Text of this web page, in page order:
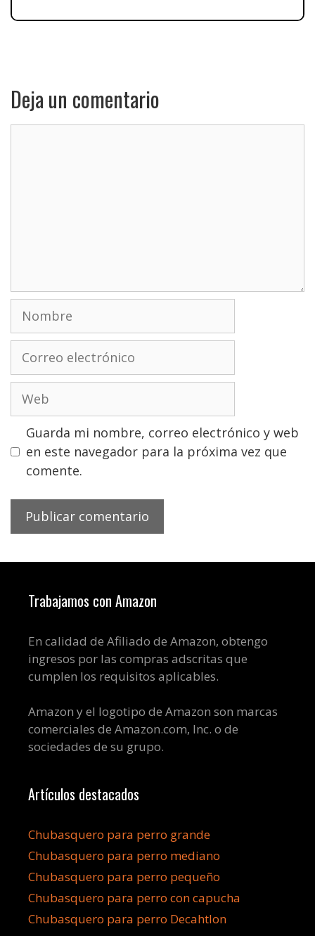
Deja un comentario
Nombre
electrónico
Guarda mi nombre, correo electrónico y web
en este navegador para la próxima vez que
comente.
Trabajamos con Amazon
En calidad de Afiliado de Amazon, obtengo
ingresos por las compras adscritas que
cumplen los requisitos aplicables.
Amazon y el logotipo de Amazon son marcas
comerciales de Amazon.com, Inc. o de
sociedades de su grupo.
Artículos destacados
Chubasquero para perro grande
Chubasquero para perro mediano
Chubasquero para perro pequeño
Chubasquero para perro con capucha
Chubasquero para perro Decahtlon